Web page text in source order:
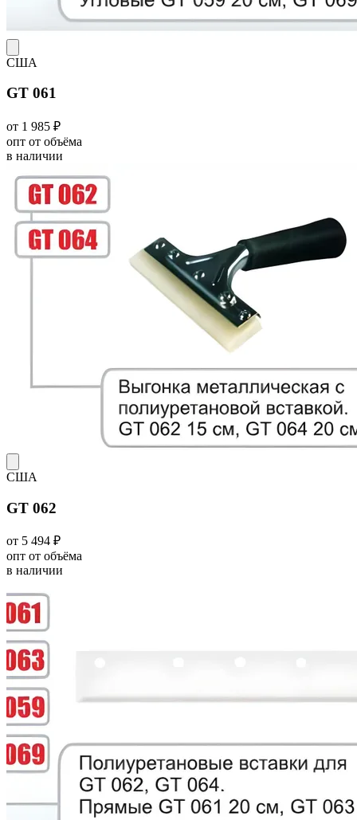
США
GT 061
от 1 985 ₽
опт от объёма
в наличии
США
GT 062
от 5 494 ₽
опт от объёма
в наличии